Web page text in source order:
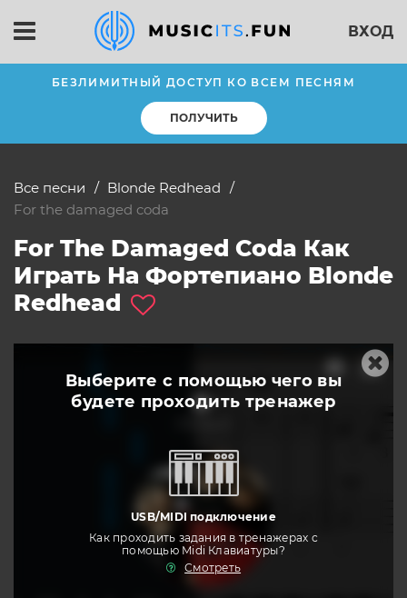
ВХОД
БЕЗЛИМИТНЫЙ ДОСТУП КО ВСЕМ ПЕСНЯМ
ПОЛУЧИТЬ
Все песни
Blonde Redhead
for the damaged coda
For The Damaged Coda Как
Играть На Фортепиано Blonde
Redhead
Выберите с помощью чего вы
будете проходить тренажер
USB/MIDI подключение
Как проходить задания в тренажерах с
помощью Midi Клавиатуры?
Смотреть